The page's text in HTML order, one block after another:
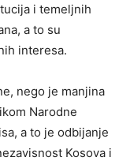
i temeljnih
a to su
interesa.
nego je manjina
Narodne
a to je odbijanje
Kosova i